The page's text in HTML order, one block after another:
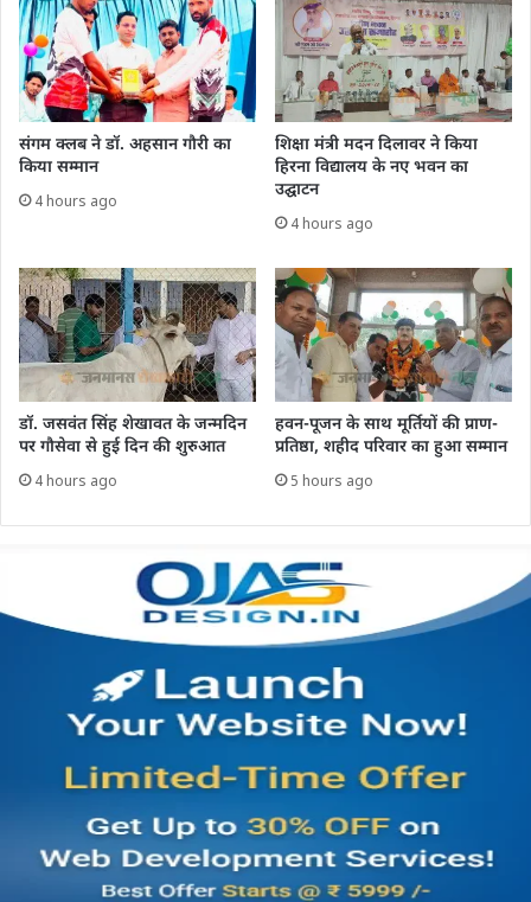
संगम क्लब ने डॉ. अहसान गौरी का
किया सम्मान
4 hours ago
शिक्षा मंत्री मदन दिलावर ने किया
हिरना विद्यालय के नए भवन का
उद्घाटन
4 hours ago
डॉ. जसवंत सिंह शेखावत के जन्मदिन
पर गौसेवा से हुई दिन की शुरुआत
4 hours ago
हवन-पूजन के साथ मूर्तियों की प्राण-
प्रतिष्ठा, शहीद परिवार का हुआ सम्मान
5 hours ago